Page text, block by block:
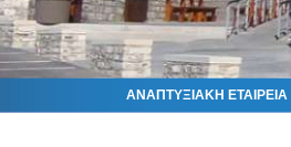
ΑΝΑΠΤΥΞΙΑΚΗ